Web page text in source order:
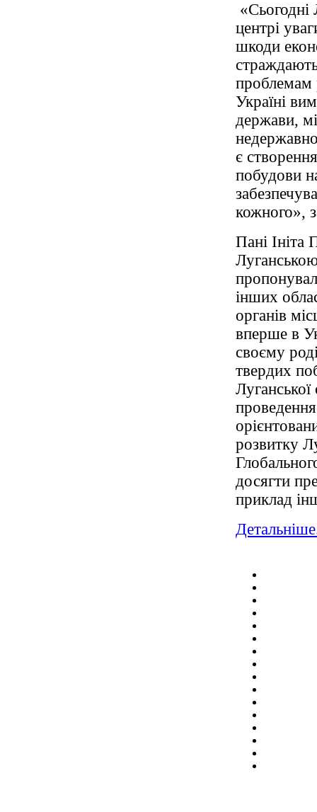
«Сьогодні
центрі
шкоди
проблемам
Україні
держави,
є
побудови
кожного»,
Пані Ініта
інших
органів
вперше в
своєму
твердих
розвитку
досягти
приклад